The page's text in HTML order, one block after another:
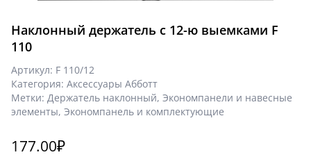
Наклонный держатель с 12-ю выемками F
110
Артикул: F 110/12
Категория: Аксессуары Абботт
Метки: Держатель наклонный, Экономпанели и навесные
элементы, Экономпанель и комплектующие
177.00₽